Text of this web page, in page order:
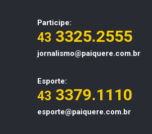
Participe:
43 3325.2555
jornalismo@paiquere.com.br
Esporte:
43 3379.1110
esporte@paiquere.com.br